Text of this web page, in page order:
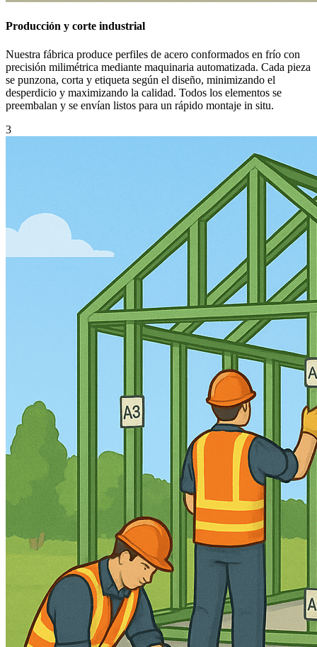
Producción y corte industrial
Nuestra fábrica produce perfiles de acero conformados en frío con
precisión milimétrica mediante maquinaria automatizada. Cada pieza
se punzona, corta y etiqueta según el diseño, minimizando el
desperdicio y maximizando la calidad. Todos los elementos se
preembalan y se envían listos para un rápido montaje in situ.
3